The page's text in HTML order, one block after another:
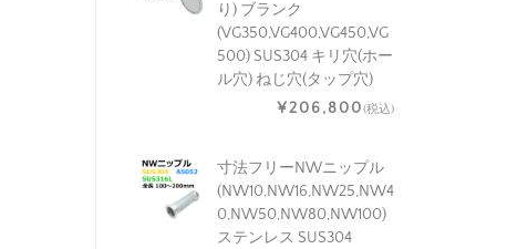
り) ブランク
(VG350,VG400,VG450,VG
500) SUS304 キリ穴(ホー
ル穴) ねじ穴(タップ穴)
¥206,800(税込)
寸法フリーNWニップル
(NW10,NW16,NW25,NW4
0,NW50,NW80,NW100)
ステンレス SUS304